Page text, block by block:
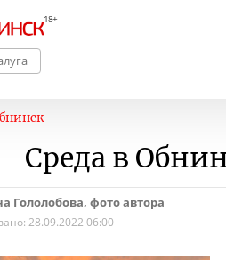
Среда в
Гололобова, фото автора
28.09.2022 06:00